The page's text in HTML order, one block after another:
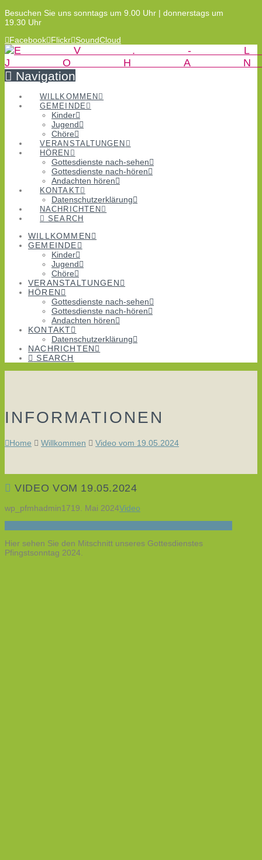
Besuchen Sie uns sonntags um 9.00 Uhr | donnerstags um
19.30 Uhr
Facebook Flickr SoundCloud
Navigation
WILLKOMMEN
GEMEINDE
Kinder
Jugend
Chöre
VERANSTALTUNGEN
HÖREN
Gottesdienste nach-sehen
Gottesdienste nach-hören
Andachten hören
KONTAKT
Datenschutzerklärung
NACHRICHTEN
SEARCH
WILLKOMMEN
GEMEINDE
Kinder
Jugend
Chöre
VERANSTALTUNGEN
HÖREN
Gottesdienste nach-sehen
Gottesdienste nach-hören
Andachten hören
KONTAKT
Datenschutzerklärung
NACHRICHTEN
SEARCH
INFORMATIONEN
Home Willkommen Video vom 19.05.2024
VIDEO VOM 19.05.2024
wp_pfmhadmin1719. Mai 2024Video
Hier sehen Sie den Mitschnitt unseres Gottesdienstes
Pfingstsonntag 2024.